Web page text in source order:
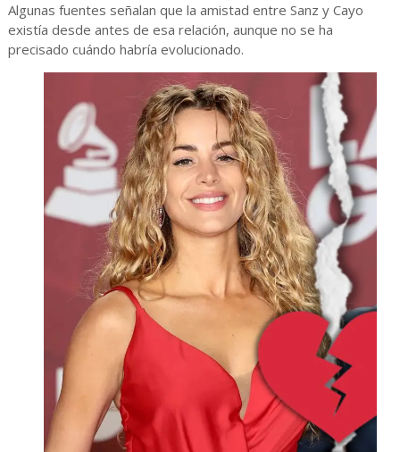
Algunas fuentes señalan que la amistad entre Sanz y Cayo
existía desde antes de esa relación, aunque no se ha
precisado cuándo habría evolucionado.